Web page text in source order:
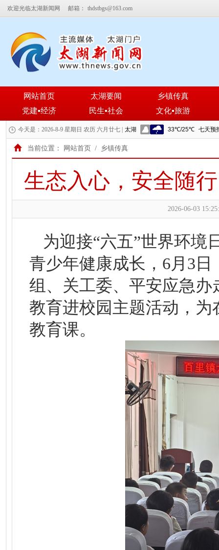
欢迎光临太湖新闻网 邮箱： thdstbgs@163.com
网站首页 太湖要闻
乡镇传真
党建▪经济
民生▪社会 文化▪旅游
今天是：2026-8-9 星期日 农历 六月廿七 |
当前位置： 网站首页 / 乡镇传真
生态入心，安全随
2026-06-03
为迎接“六五”世界环境
青少年健康成长，6月3
组、关工委、平安应急
教育进校园主题活动，
教育课。